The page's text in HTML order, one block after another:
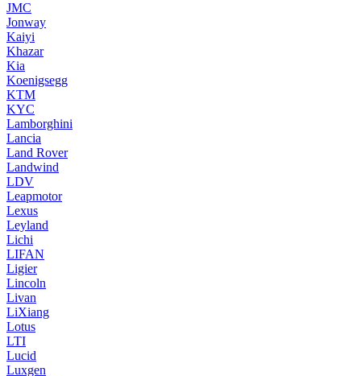
JMC
Jonway
Kaiyi
Khazar
Kia
Koenigsegg
KTM
KYC
Lamborghini
Lancia
Land Rover
Landwind
LDV
Leapmotor
Lexus
Leyland
Lichi
LIFAN
Ligier
Lincoln
Livan
LiXiang
Lotus
LTI
Lucid
Luxgen